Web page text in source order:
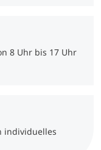
Master
8 Uhr bis 17 Uhr
individuelles